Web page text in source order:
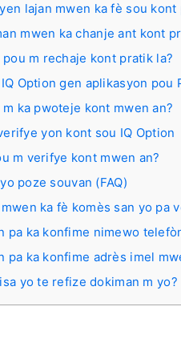
lajan mwen ka fè sou kont
mwen ka chanje ant kont
pou m rechaje kont pratik la?
Option gen aplikasyon pou
ka pwoteje kont mwen an?
yon kont sou IQ Option
m verifye kont mwen an?
poze souvan (FAQ)
ka fè komès san yo pa
pa ka konfime nimewo
pa ka konfime adrès imel
yo te refize dokiman m yo?